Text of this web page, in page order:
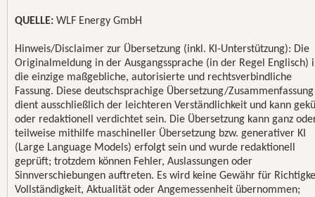
QUELLE: WLF Energy GmbH
Hinweis/Disclaimer zur Übersetzung (inkl. KI-Unterstützung): Die
Originalmeldung in der Ausgangssprache (in der Regel Englisch)
die einzige maßgebliche, autorisierte und rechtsverbindliche
Fassung. Diese deutschsprachige Übersetzung/Zusammenfassung
dient ausschließlich der leichteren Verständlichkeit und kann
oder redaktionell verdichtet sein. Die Übersetzung kann ganz
teilweise mithilfe maschineller Übersetzung bzw. generativer KI
(Large Language Models) erfolgt sein und wurde redaktionell
geprüft; trotzdem können Fehler, Auslassungen oder
Sinnverschiebungen auftreten. Es wird keine Gewähr für
Vollständigkeit, Aktualität oder Angemessenheit übernommen;